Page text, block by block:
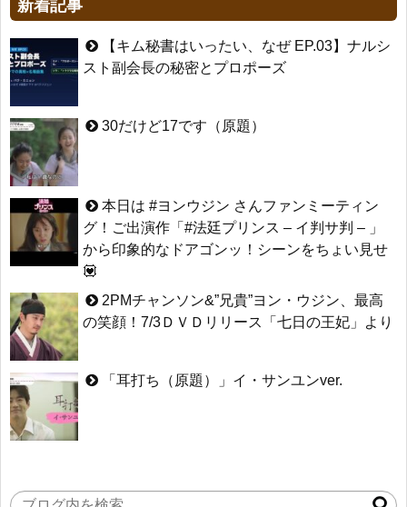
新着記事
【キム秘書はいったい、なぜ EP.03】ナルシ
スト副会長の秘密とプロポーズ
30だけど17です（原題）
本日は #ヨンウジン さんファンミーティン
グ！ご出演作「#法廷プリンス – イ判サ判 – 」
から印象的なドアゴンッ！シーンをちょい見せ
💟
2PMチャンソン&”兄貴”ヨン・ウジン、最高
の笑顔！7/3ＤＶＤリリース「七日の王妃」より
「耳打ち（原題）」イ・サンユンver.